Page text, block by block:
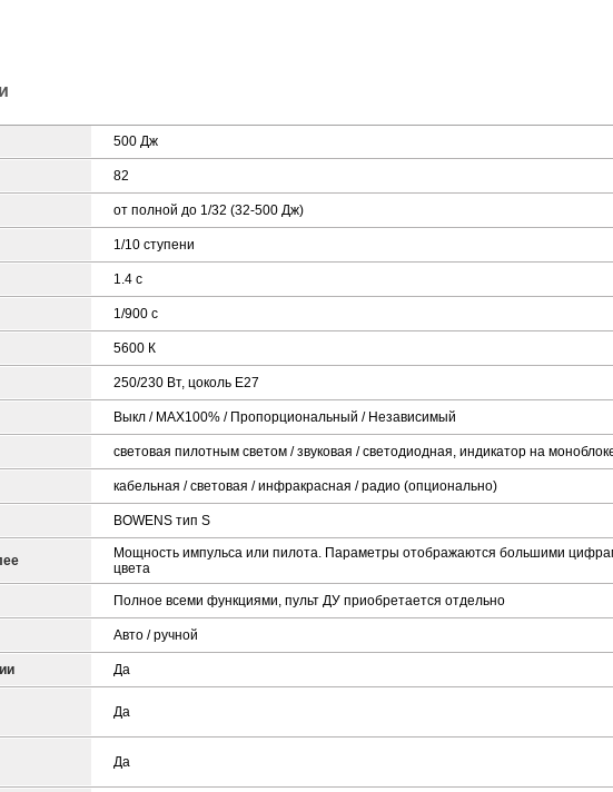
500 Дж
82
от полной до 1/32 (32-500 Дж)
1/10 ступени
1.4 с
1/900 с
5600 К
250/230 Вт, цоколь E27
Выкл / MAX100% / Пропорциональный / Независимый
световая пилотным светом / звуковая / светодиодная, индикатор на
кабельная / световая / инфракрасная / радио (опционально)
BOWENS тип S
Мощность импульса или пилота. Параметры отображаются большими
цвета
Полное всеми функциями, пульт ДУ приобретается отдельно
Авто / ручной
Да
Да
Да